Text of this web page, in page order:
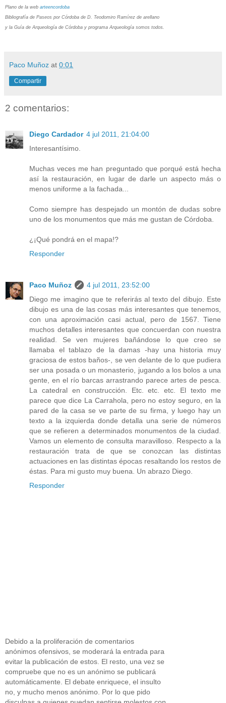
Plano de la web arteencordoba
Bibliografía de Paseos por Córdoba de D. Teodomiro Ramírez de arellano
y la Guía de Arqueología de Córdoba y programa Arqueología somos todos.
Paco Muñoz at 0:01
Compartir
2 comentarios:
Diego Cardador 4 jul 2011, 21:04:00
Interesantísimo.
Muchas veces me han preguntado que porqué está hecha
así la restauración, en lugar de darle un aspecto más o
menos uniforme a la fachada...
Como siempre has despejado un montón de dudas sobre
uno de los monumentos que más me gustan de Córdoba.
¿¡Qué pondrá en el mapa!?
Responder
Paco Muñoz
4 jul 2011, 23:52:00
Diego me imagino que te referirás al texto del dibujo. Este
dibujo es una de las cosas más interesantes que tenemos,
con una aproximación casi actual, pero de 1567. Tiene
muchos detalles interesantes que concuerdan con nuestra
realidad. Se ven mujeres bañándose lo que creo se
llamaba el tablazo de la damas -hay una historia muy
graciosa de estos baños-, se ven delante de lo que pudiera
ser una posada o un monasterio, jugando a los bolos a una
gente, en el río barcas arrastrando parece artes de pesca.
La catedral en construcción. Etc. etc. etc. El texto me
parece que dice La Carrahola, pero no estoy seguro, en la
pared de la casa se ve parte de su firma, y luego hay un
texto a la izquierda donde detalla una serie de números
que se refieren a determinados monumentos de la ciudad.
Vamos un elemento de consulta maravilloso. Respecto a la
restauración trata de que se conozcan las distintas
actuaciones en las distintas épocas resaltando los restos de
éstas. Para mi gusto muy buena. Un abrazo Diego.
Responder
Debido a la proliferación de comentarios
anónimos ofensivos, se moderará la entrada para
evitar la publicación de estos. El resto, una vez se
compruebe que no es un anónimo se publicará
automáticamente. El debate enriquece, el insulto
no, y mucho menos anónimo. Por lo que pido